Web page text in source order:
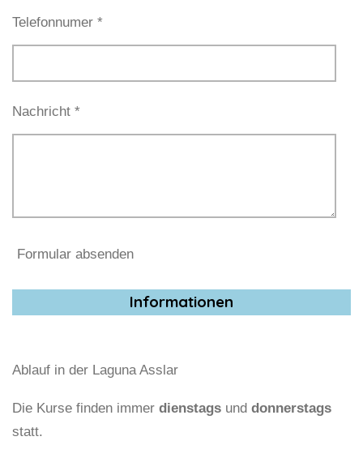
Telefonnumer *
Nachricht *
Formular absenden
Informationen
Ablauf in der Laguna Asslar
Die Kurse finden immer dienstags und donnerstags
statt.